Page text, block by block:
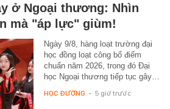
ở Ngoại thương: Nhìn
mà "áp lực" giùm!
Ngày 9/8, hàng loạt trường đại
học đồng loạt công bố điểm
chuẩn năm 2026, trong đó Đại
học Ngoại thương tiếp tục gây…
HỌC ĐƯỜNG - 5 giờ trước